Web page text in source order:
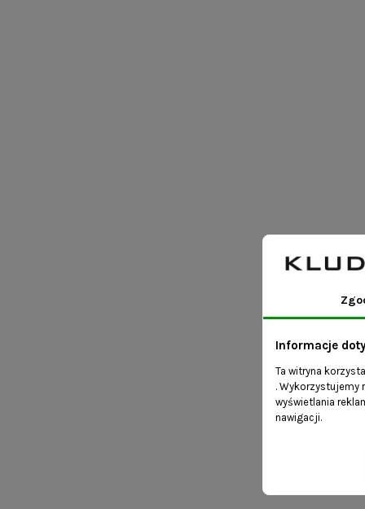
Informacje
Ta witryna
. Wykorzystujemy
wyświetlania
nawigacji.